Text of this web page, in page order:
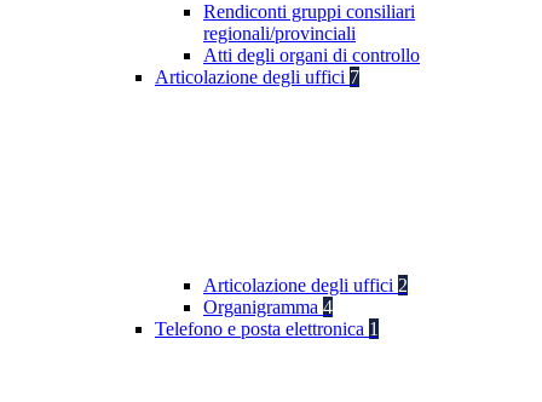
Rendiconti gruppi consiliari
regionali/provinciali
Atti degli organi di controllo
Articolazione degli uffici 7
Articolazione degli uffici 2
Organigramma 4
Telefono e posta elettronica 1